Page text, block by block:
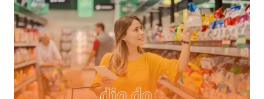
ORIGEM,
MILAGRES
E
COMO
COMEMORAR
O
ST
PATRICK’S